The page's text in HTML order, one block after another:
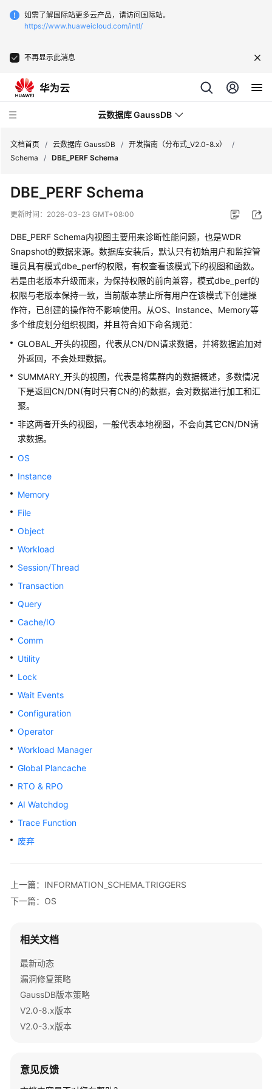
如需了解国际站更多云产品，请访问国际站。
https://www.huaweicloud.com/intl/
不再显示此消息
云数据库 GaussDB
新
动
服
务
公
告
产
介
绍
计
费
说
明
快
入
门
户
指
南
开
发
指
开
南
（分
_V2.0-
8.x）
据
库
数
安
数
据
库
使
门
文档首页 / 云数据库 GaussDB / 开发指南（分布式_V2.0-8.x）
/
Schema
/ DBE_PERF Schema
DBE_PERF Schema
更新时间： 2026-03-23 GMT+08:00
DBE_PERF Schema内视图主要用来诊断性能问题，也是WDR
Snapshot的数据来源。数据库安装后，默认只有初始用户和监控管
理员具有模式dbe_perf的权限，有权查看该模式下的视图和函数。
若是由老版本升级而来，为保持权限的前向兼容，模式dbe_perf的
权限与老版本保持一致，当前版本禁止所有用户在该模式下创建操
作符，已创建的操作符不影响使用。从OS、Instance、Memory等
多个维度划分组织视图，并且符合如下命名规范：
GLOBAL_开头的视图，代表从CN/DN请求数据，并将数据追加对
外返回，不会处理数据。
SUMMARY_开头的视图，代表是将集群内的数据概述，多数情况
下是返回CN/DN(有时只有CN的)的数据，会对数据进行加工和汇
聚。
非这两者开头的视图，一般代表本地视图，不会向其它CN/DN请
求数据。
OS
Instance
Memory
File
Object
Workload
Session/Thread
Transaction
Query
Cache/IO
Comm
Utility
Lock
Wait Events
Configuration
Operator
Workload Manager
Global Plancache
RTO & RPO
AI Watchdog
Trace Function
废弃
上一篇：INFORMATION_SCHEMA.TRIGGERS
下一篇：OS
相关文档
最新动态
漏洞修复策略
GaussDB版本策略
V2.0-8.x版本
V2.0-3.x版本
意见反馈